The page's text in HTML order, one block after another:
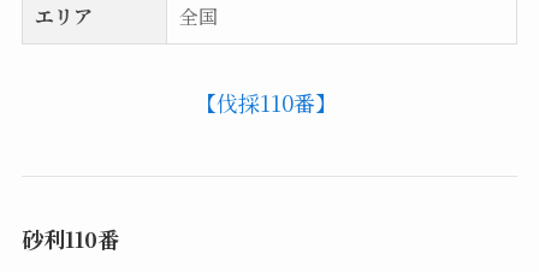
エリア
全国
【伐採110番】
砂利110番